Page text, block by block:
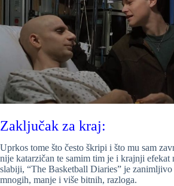
Zaključak za kraj:
Uprkos tome što često škripi i što mu sam
nije katarzičan te samim tim je i krajnji efekat
slabiji, “The Basketball Diaries” je zanimljivo
mnogih, manje i više bitnih, razloga.